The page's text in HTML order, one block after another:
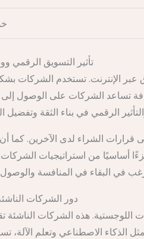
تأثير التسويق الرقمي
عبر الإنترنت. تستخدم الشركات
تساعد الشركات على الوصول
الشراء لدى الآخرين. كما أن
أساسيًا من استراتيجيات
دور الشركات
اللوجستية. هذه الشركات الناشئة
الذكاء الاصطناعي وتعلم الآلة،